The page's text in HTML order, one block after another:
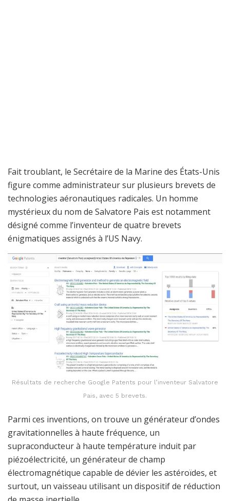
Fait troublant, le Secrétaire de la Marine des États-Unis
figure comme administrateur sur plusieurs brevets de
technologies aéronautiques radicales. Un homme
mystérieux du nom de Salvatore Pais est notamment
désigné comme l’inventeur de quatre brevets
énigmatiques assignés à l’US Navy.
Résultats de recherche Google Patents pour l’inventeur Salvatore
Pais, avec 5 brevets.
Parmi ces inventions, on trouve un générateur d’ondes
gravitationnelles à haute fréquence, un
supraconducteur à haute température induit par
piézoélectricité, un générateur de champ
électromagnétique capable de dévier les astéroïdes, et
surtout, un vaisseau utilisant un dispositif de réduction